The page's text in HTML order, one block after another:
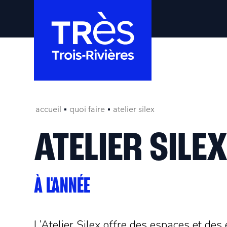
accueil quoi faire atelier silex
ATELIER SILEX
À L'ANNÉE